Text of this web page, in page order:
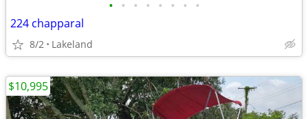
• • • • • • • •
224 chapparal
8/2 Lakeland
$10,995